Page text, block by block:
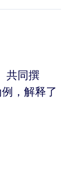
共同撰
，解释了